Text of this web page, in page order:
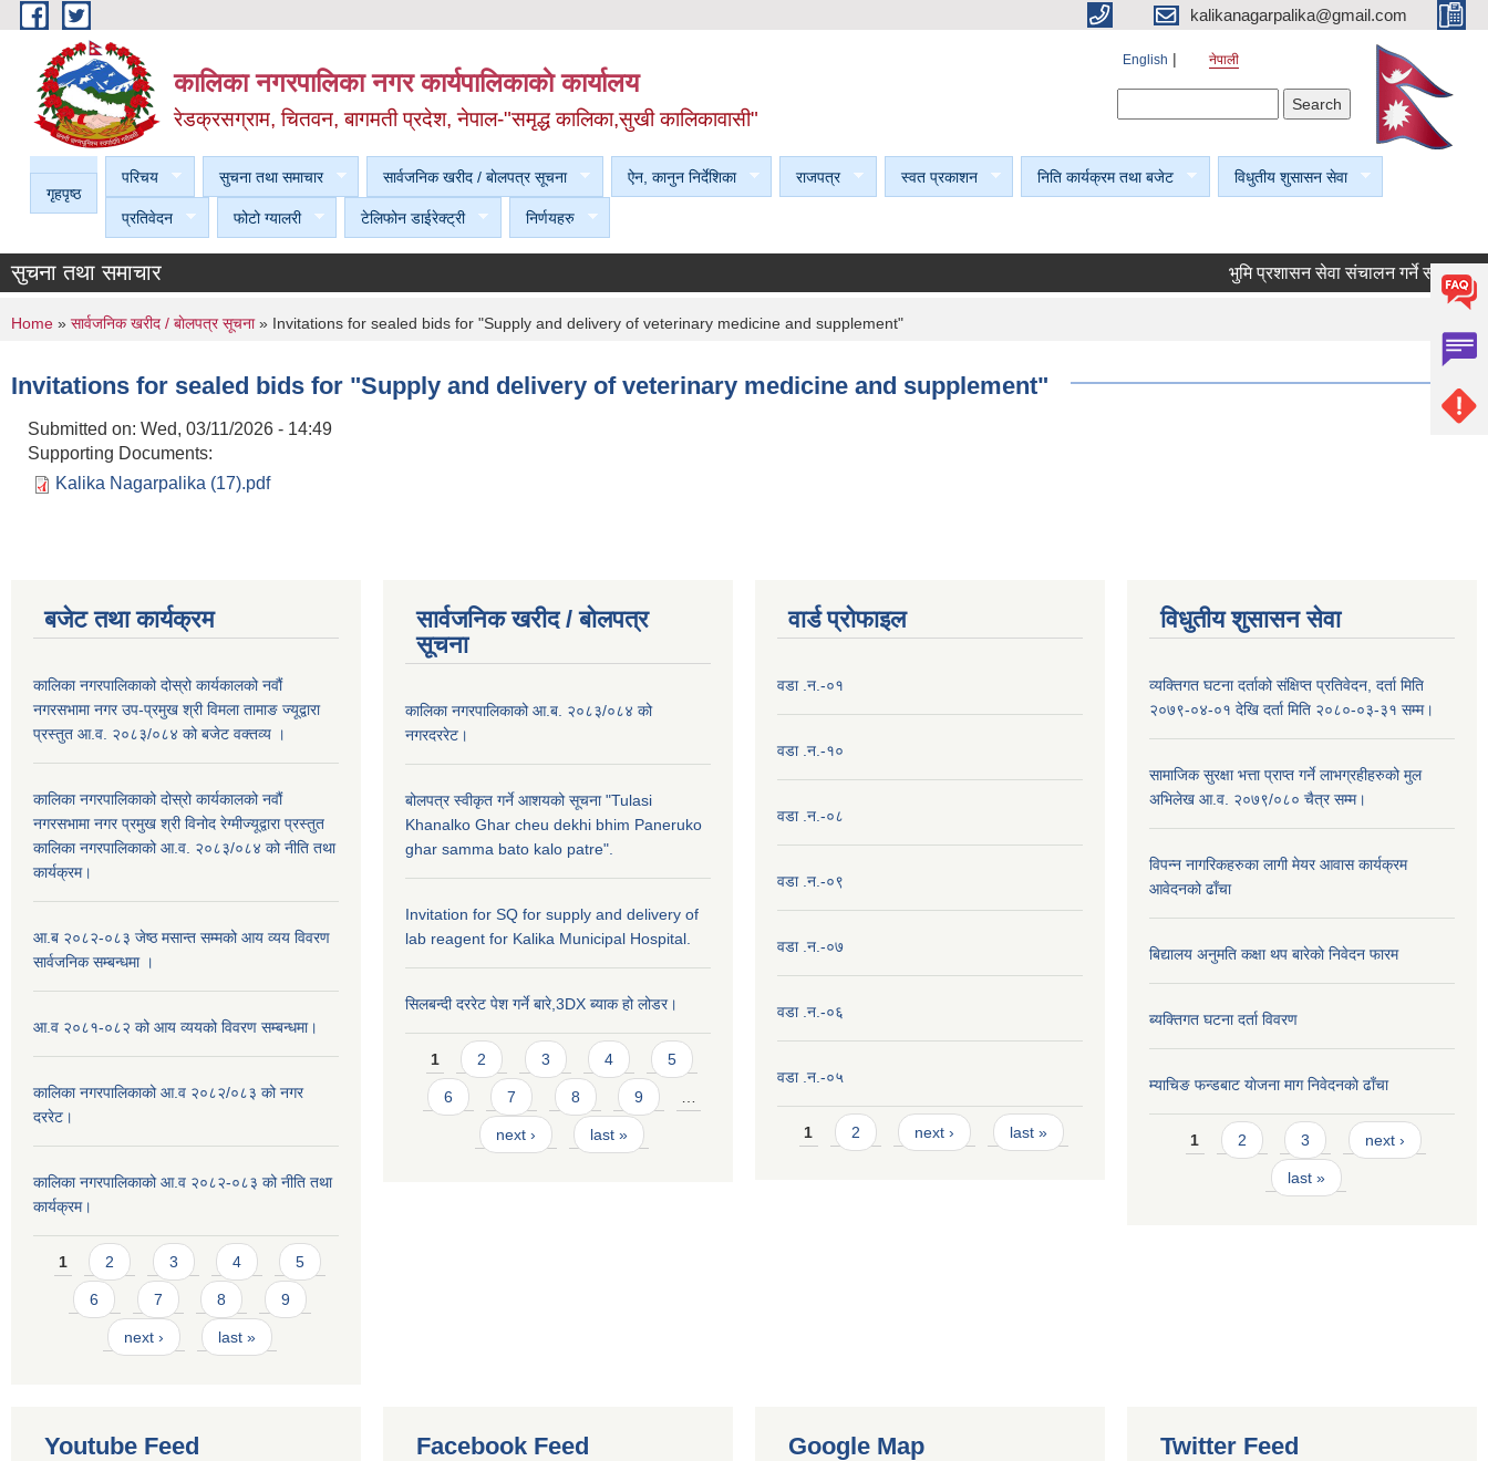
Skip to main content kalikanagarpalika@gmail.com
कालिका नगरपालिका नगर कार्यपालिकाकाे कार्यालय
रेडक्रसग्राम, चितवन, बागमती प्रदेश, नेपाल-"समृद्ध कालिका,सुखी कालिकावासी"
English नेपाली
गृहपृष्ठ
परिचय सुचना तथा समाचार सार्वजनिक खरीद / बाेलपत्र सूचना ऐन, कानुन निर्देशिका राजपत्र स्वत प्रकाशन निति कार्यक्रम तथा बजेट विधुतीय शुसासन सेवा
प्रतिवेदन फोटो ग्यालरी टेलिफोन डाईरेक्ट्री निर्णयहरु
सुचना तथा समाचार भुमि प्रशासन सेवा संचालन गर्ने सम्बन्धी सूचना।
You are here
Home » सार्वजनिक खरीद / बाेलपत्र सूचना» Invitations for sealed bids for "Supply and delivery of veterinary medicine and supplement"
Invitations for sealed bids for "Supply and delivery of veterinary medicine and supplement"
Submitted on: Wed, 03/11/2026 - 14:49
Supporting Documents:
Kalika Nagarpalika (17).pdf
बजेट तथा कार्यक्रम
कालिका नगरपालिकाको दोस्रो कार्यकालको नवौं
नगरसभामा नगर उप-प्रमुख श्री विमला तामाङ ज्यूद्वारा
प्रस्तुत आ.व. २०८३/०८४ को बजेट वक्तव्य ।
कालिका नगरपालिकाको दोस्रो कार्यकालको नवौं
नगरसभामा नगर प्रमुख श्री विनोद रेग्मीज्यूद्वारा प्रस्तुत
कालिका नगरपालिकाको आ.व. २०८३/०८४ को नीति तथा
कार्यक्रम।
आ.ब २०८२-०८३ जेष्ठ मसान्त सम्मको आय व्यय विवरण
सार्वजनिक सम्बन्धमा ।
आ.व २०८१-०८२ को आय व्ययको विवरण सम्बन्धमा।
कालिका नगरपालिकाको आ.व २०८२/०८३ को नगर
दररेट।
कालिका नगरपालिकाको आ.व २०८२-०८३ को नीति तथा
कार्यक्रम।
Pages
1 2 3 4 5
6 7 8 9
next › last »
सार्वजनिक खरीद / बाेलपत्र
सूचना
कालिका नगरपालिकाको आ.ब. २०८३/०८४ को
नगरदररेट।
बोलपत्र स्वीकृत गर्ने आशयको सूचना "Tulasi
Khanalko Ghar cheu dekhi bhim Paneruko
ghar samma bato kalo patre".
Invitation for SQ for supply and delivery of
lab reagent for Kalika Municipal Hospital.
सिलबन्दी दररेट पेश गर्ने बारे,3DX ब्याक हो लोडर।
Pages
1 2 3 4 5
6 7 8 9
next › last »
वार्ड प्राेफाइल
वडा .न.-०१
वडा .न.-१०
वडा .न.-०८
वडा .न.-०९
वडा .न.-०७
वडा .न.-०६
वडा .न.-०५
Pages
1 2 next › last »
विधुतीय शुसासन सेवा
व्यक्तिगत घटना दर्ताको संक्षिप्त प्रतिवेदन, दर्ता मिति
२०७९-०४-०१ देखि दर्ता मिति २०८०-०३-३१ सम्म।
सामाजिक सुरक्षा भत्ता प्राप्त गर्ने लाभग्रहीहरुको मुल
अभिलेख आ.व. २०७९/०८० चैत्र सम्म।
विपन्न नागरिकहरुका लागी मेयर आवास कार्यक्रम
आवेदनको ढाँचा
बिद्यालय अनुमति कक्षा थप बारेकाे निवेदन फारम
ब्यक्तिगत घटना दर्ता विवरण
म्याचिङ फन्डबाट याेजना माग निवेदनकाे ढाँचा
Pages
1 2 3 next ›
last »
Youtube Feed Facebook Feed Google Map Twitter Feed